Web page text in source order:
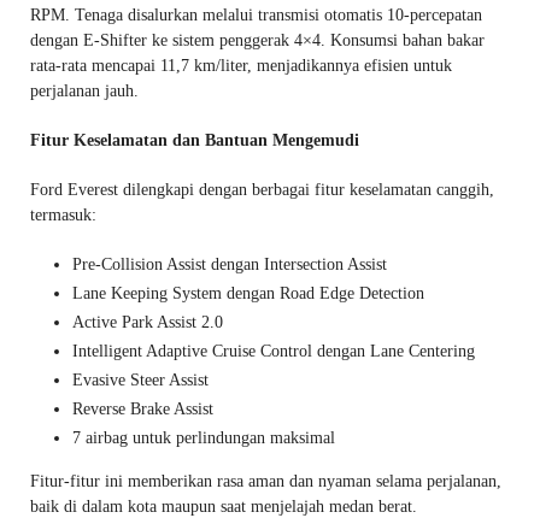
RPM. Tenaga disalurkan melalui transmisi otomatis 10-percepatan
dengan E-Shifter ke sistem penggerak 4×4. Konsumsi bahan bakar
rata-rata mencapai 11,7 km/liter, menjadikannya efisien untuk
perjalanan jauh.
Fitur Keselamatan dan Bantuan Mengemudi
Ford Everest dilengkapi dengan berbagai fitur keselamatan canggih,
termasuk:
Pre-Collision Assist dengan Intersection Assist
Lane Keeping System dengan Road Edge Detection
Active Park Assist 2.0
Intelligent Adaptive Cruise Control dengan Lane Centering
Evasive Steer Assist
Reverse Brake Assist
7 airbag untuk perlindungan maksimal
Fitur-fitur ini memberikan rasa aman dan nyaman selama perjalanan,
baik di dalam kota maupun saat menjelajah medan berat.